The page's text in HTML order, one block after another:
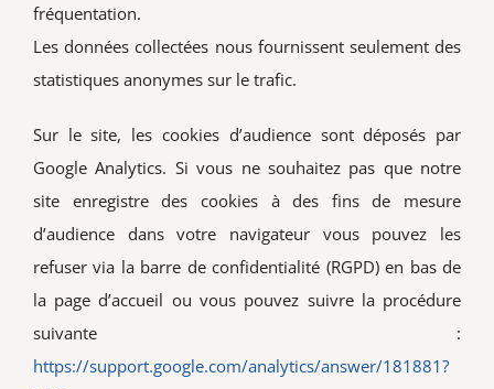
fréquentation.
Les données collectées nous fournissent seulement des
statistiques anonymes sur le trafic.
Sur le site, les cookies d’audience sont déposés par
Google Analytics. Si vous ne souhaitez pas que notre
site enregistre des cookies à des fins de mesure
d’audience dans votre navigateur vous pouvez les
refuser via la barre de confidentialité (RGPD) en bas de
la page d’accueil ou vous pouvez suivre la procédure
suivante :
https://support.google.com/analytics/answer/181881?